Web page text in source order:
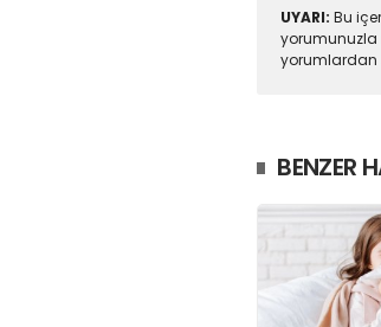
UYARI: Bu
yorumunuzla
yorumlardan
BENZER